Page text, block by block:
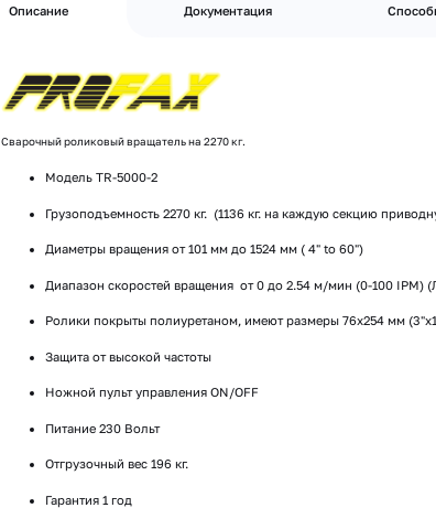
Описание Документация
Сварочный роликовый вращатель на 2270 кг.
Модель TR-5000-2
Грузоподъемность 2270 кг. (1136 кг. на каждую секцию
Диаметры вращения от 101 мм до 1524 мм ( 4" to 60")
Диапазон скоростей вращения от 0 до 2.54 м/мин (0-100 IPM)
Ролики покрыты полиуретаном, имеют размеры 76х254 мм
Защита от высокой частоты
Ножной пульт управления ON/OFF
Питание 230 Вольт
Отгрузочный вес 196 кг.
Гарантия 1 год